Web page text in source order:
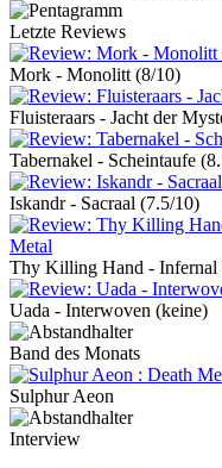
Letzte Reviews
Mork - Monolitt (8/10)
Fluisteraars - Jacht der
Tabernakel - Scheintaufe
Iskandr - Sacraal (7.5/10)
Thy Killing Hand - Infernal
Uada - Interwoven (keine)
Band des Monats
Sulphur Aeon
Interview